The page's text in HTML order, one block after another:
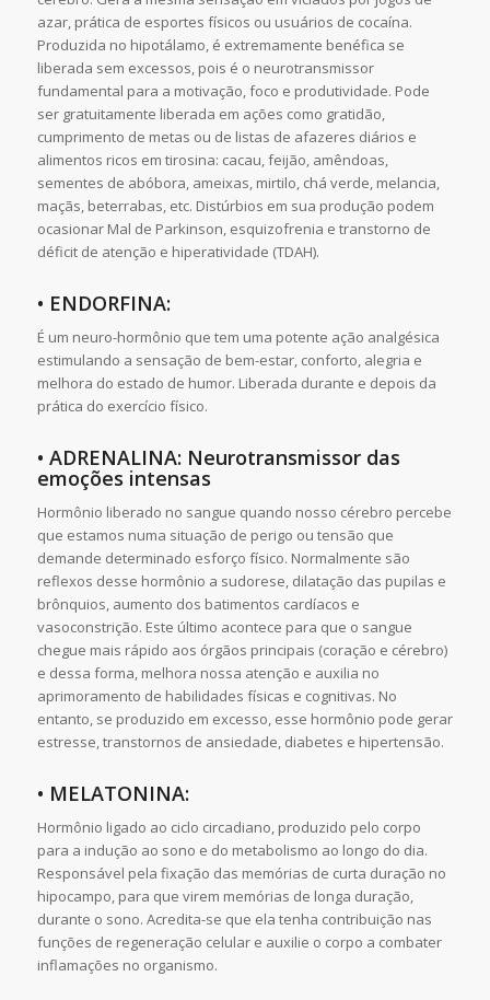
azar, prática de esportes físicos ou usuários de cocaína.
Produzida no hipotálamo, é extremamente benéfica se
liberada sem excessos, pois é o neurotransmissor
fundamental para a motivação, foco e produtividade. Pode
ser gratuitamente liberada em ações como gratidão,
cumprimento de metas ou de listas de afazeres diários e
alimentos ricos em tirosina: cacau, feijão, amêndoas,
sementes de abóbora, ameixas, mirtilo, chá verde, melancia,
maçãs, beterrabas, etc. Distúrbios em sua produção podem
ocasionar Mal de Parkinson, esquizofrenia e transtorno de
déficit de atenção e hiperatividade (TDAH).
• ENDORFINA:
É um neuro-hormônio que tem uma potente ação analgésica
estimulando a sensação de bem-estar, conforto, alegria e
melhora do estado de humor. Liberada durante e depois da
prática do exercício físico.
• ADRENALINA: Neurotransmissor das
emoções intensas
Hormônio liberado no sangue quando nosso cérebro percebe
que estamos numa situação de perigo ou tensão que
demande determinado esforço físico. Normalmente são
reflexos desse hormônio a sudorese, dilatação das pupilas e
brônquios, aumento dos batimentos cardíacos e
vasoconstrição. Este último acontece para que o sangue
chegue mais rápido aos órgãos principais (coração e cérebro)
e dessa forma, melhora nossa atenção e auxilia no
aprimoramento de habilidades físicas e cognitivas. No
entanto, se produzido em excesso, esse hormônio pode gerar
estresse, transtornos de ansiedade, diabetes e hipertensão.
• MELATONINA:
Hormônio ligado ao ciclo circadiano, produzido pelo corpo
para a indução ao sono e do metabolismo ao longo do dia.
Responsável pela fixação das memórias de curta duração no
hipocampo, para que virem memórias de longa duração,
durante o sono. Acredita-se que ela tenha contribuição nas
funções de regeneração celular e auxilie o corpo a combater
inflamações no organismo.